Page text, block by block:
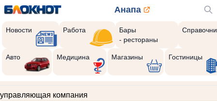
Анапа
Новости Работа
Бары
- рестораны
Авто Медицина Магазины Гостиницы
управляющая компания